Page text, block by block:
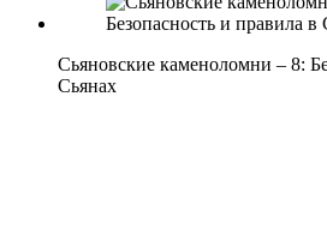
Сьяновские каменоломни – 8:
Сьянах